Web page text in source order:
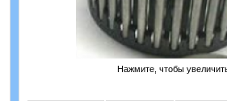
Нажмите, чтобы